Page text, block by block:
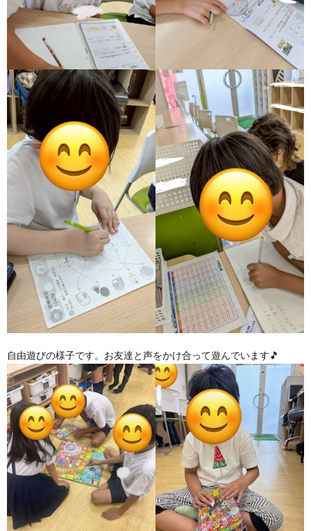
の
公
表
れ
～
集
✨
業
所
自
己
評
価
ア
ン
ケ
ー
ト・
自
ラ
リ
ー
ャ
ラ
リ
ー
ャ
ラ
リ
ー
自由遊びの様子です。お友達と声をかけ合って遊んでいます🎵